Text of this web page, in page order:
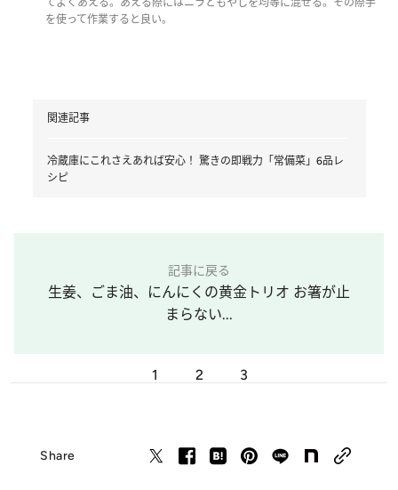
てよくあえる。あえる際にはニラともやしを均等に混ぜる。その際手
を使って作業すると良い。
関連記事
冷蔵庫にこれさえあれば安心！ 驚きの即戦力「常備菜」6品レ
シピ
記事に戻る
生姜、ごま油、にんにくの黄金トリオ お箸が止
まらない...
1 2 3
Share